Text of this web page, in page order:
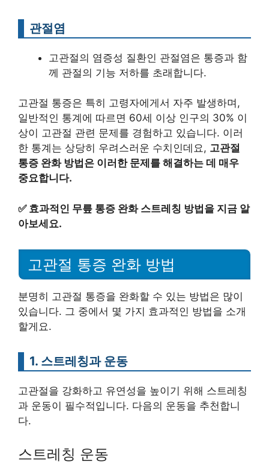
관절염
고관절의 염증성 질환인 관절염은 통증과 함
께 관절의 기능 저하를 초래합니다.
고관절 통증은 특히 고령자에게서 자주 발생하며,
일반적인 통계에 따르면 60세 이상 인구의 30% 이
상이 고관절 관련 문제를 경험하고 있습니다. 이러
한 통계는 상당히 우려스러운 수치인데요, 고관절
통증 완화 방법은 이러한 문제를 해결하는 데 매우
중요합니다.
✅ 효과적인 무릎 통증 완화 스트레칭 방법을 지금 알
아보세요.
고관절 통증 완화 방법
분명히 고관절 통증을 완화할 수 있는 방법은 많이
있습니다. 그 중에서 몇 가지 효과적인 방법을 소개
할게요.
1. 스트레칭과 운동
고관절을 강화하고 유연성을 높이기 위해 스트레칭
과 운동이 필수적입니다. 다음의 운동을 추천합니
다.
스트레칭 운동